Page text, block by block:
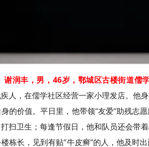
谢润丰，男，46岁，鄂城区古楼街道儒
人，在儒学社区经营一家小理发店。他
的价值。平日里，他带领“友爱”助残志
扫卫生；每逢节假日，他和队员还会带
栋长，见到有贴“牛皮癣”的人，他及时